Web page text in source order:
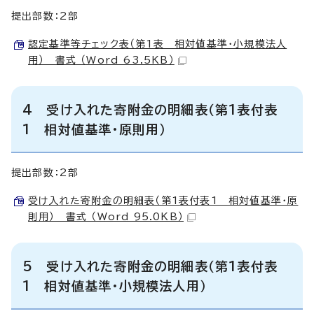
提出部数：2部
認定基準等チェック表（第1表 相対値基準・小規模法人
用） 書式 （Word 63.5KB）
4 受け入れた寄附金の明細表（第1表付表
1 相対値基準・原則用）
提出部数：2部
受け入れた寄附金の明細表（第1表付表1 相対値基準・原
則用） 書式 （Word 95.0KB）
5 受け入れた寄附金の明細表（第1表付表
1 相対値基準・小規模法人用）